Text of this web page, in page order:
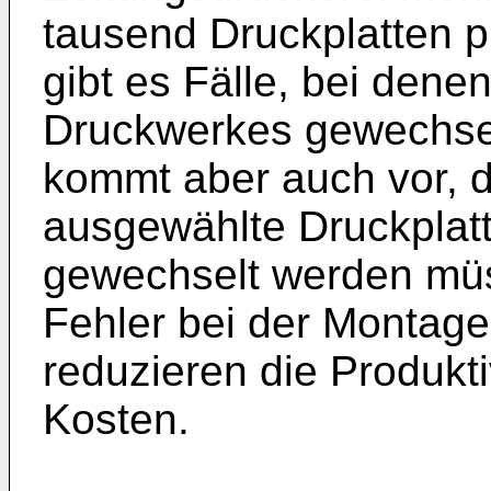
tausend Druckplatten
gibt es Fälle, bei
Druckwerkes
kommt aber auch vor,
ausgewählte
gewechselt werden
Fehler bei der
reduzieren die
Kosten.